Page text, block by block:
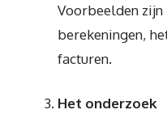
Voorbeelden zijn
berekeningen,
facturen.
Het onderzoek